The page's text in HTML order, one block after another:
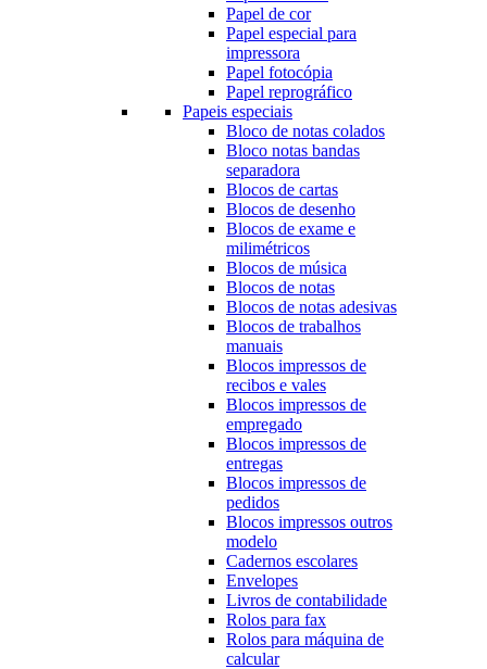
Papel de cor
Papel especial para
impressora
Papel fotocópia
Papel reprográfico
Papeis especiais
Bloco de notas colados
Bloco notas bandas
separadora
Blocos de cartas
Blocos de desenho
Blocos de exame e
milimétricos
Blocos de música
Blocos de notas
Blocos de notas adesivas
Blocos de trabalhos
manuais
Blocos impressos de
recibos e vales
Blocos impressos de
empregado
Blocos impressos de
entregas
Blocos impressos de
pedidos
Blocos impressos outros
modelo
Cadernos escolares
Envelopes
Livros de contabilidade
Rolos para fax
Rolos para máquina de
calcular